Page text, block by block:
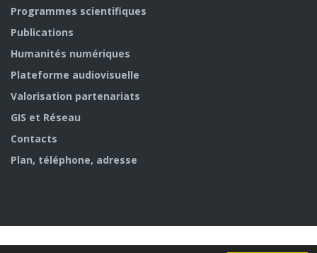
Programmes scientifiques
Publications
Humanités numériques
Plateforme audiovisuelle
Valorisation partenariats
GIS et Réseau
Contacts
Plan, téléphone, adresse